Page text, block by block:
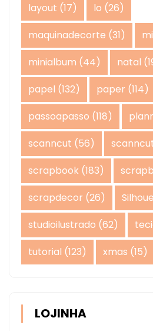
layout (17) lo (26)
maquinadecorte (31)
minialbum (44) natal
papel (132) paper (114)
passoapasso (118)
scanncut (56)
scrapbook (183)
scrapdecor (26)
studioilustrado (62)
tutorial (123) xmas (15)
LOJINHA